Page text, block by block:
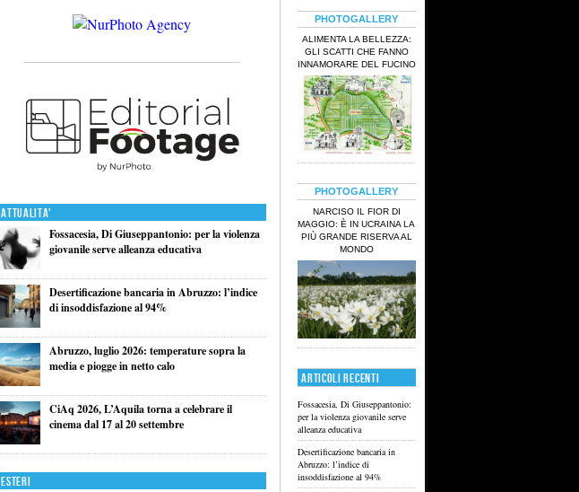
Attualita'
Fossacesia, Di Giuseppantonio: per la violenza
giovanile serve alleanza educativa
Desertificazione bancaria in Abruzzo: l’indice
di insoddisfazione al 94%
Abruzzo, luglio 2026: temperature sopra la
media e piogge in netto calo
CiAq 2026, L’Aquila torna a celebrare il
cinema dal 17 al 20 settembre
Esteri
PHOTOGALLERY
ALIMENTA LA BELLEZZA:
GLI SCATTI CHE FANNO
INNAMORARE DEL FUCINO
PHOTOGALLERY
NARCISO IL FIOR DI
MAGGIO: È IN UCRAINA LA
PIÙ GRANDE RISERVA AL
MONDO
ARTICOLI RECENTI
Fossacesia, Di Giuseppantonio:
per la violenza giovanile serve
alleanza educativa
Desertificazione bancaria in
Abruzzo: l’indice di
insoddisfazione al 94%